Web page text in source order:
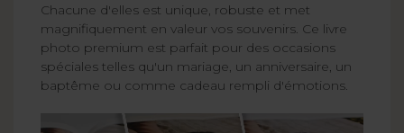
Chacune d'elles est unique, robuste et met
magnifiquement en valeur vos souvenirs. Ce livre
photo premium est parfait pour des occasions
spéciales telles qu'un mariage, un anniversaire, un
baptême ou comme cadeau rempli d'émotions.